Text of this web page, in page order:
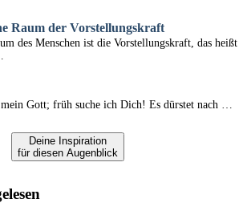
Raum der Vorstellungskraft
des Menschen ist die Vorstellungskraft, das heißt
Gott; früh suche ich Dich! Es dürstet nach …
Deine Inspiration
für diesen Augenblick